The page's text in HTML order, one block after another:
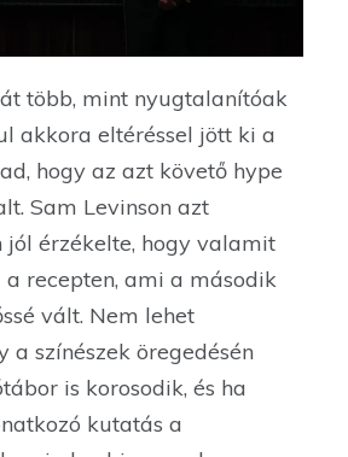
több, mint nyugtalanítóak
akkora eltéréssel jött ki a
hogy az azt követő hype
Sam Levinson azt
jól érzékelte, hogy valamit
recepten, ami a második
vált. Nem lehet
a színészek öregedésén
is korosodik, és ha
kutatás a